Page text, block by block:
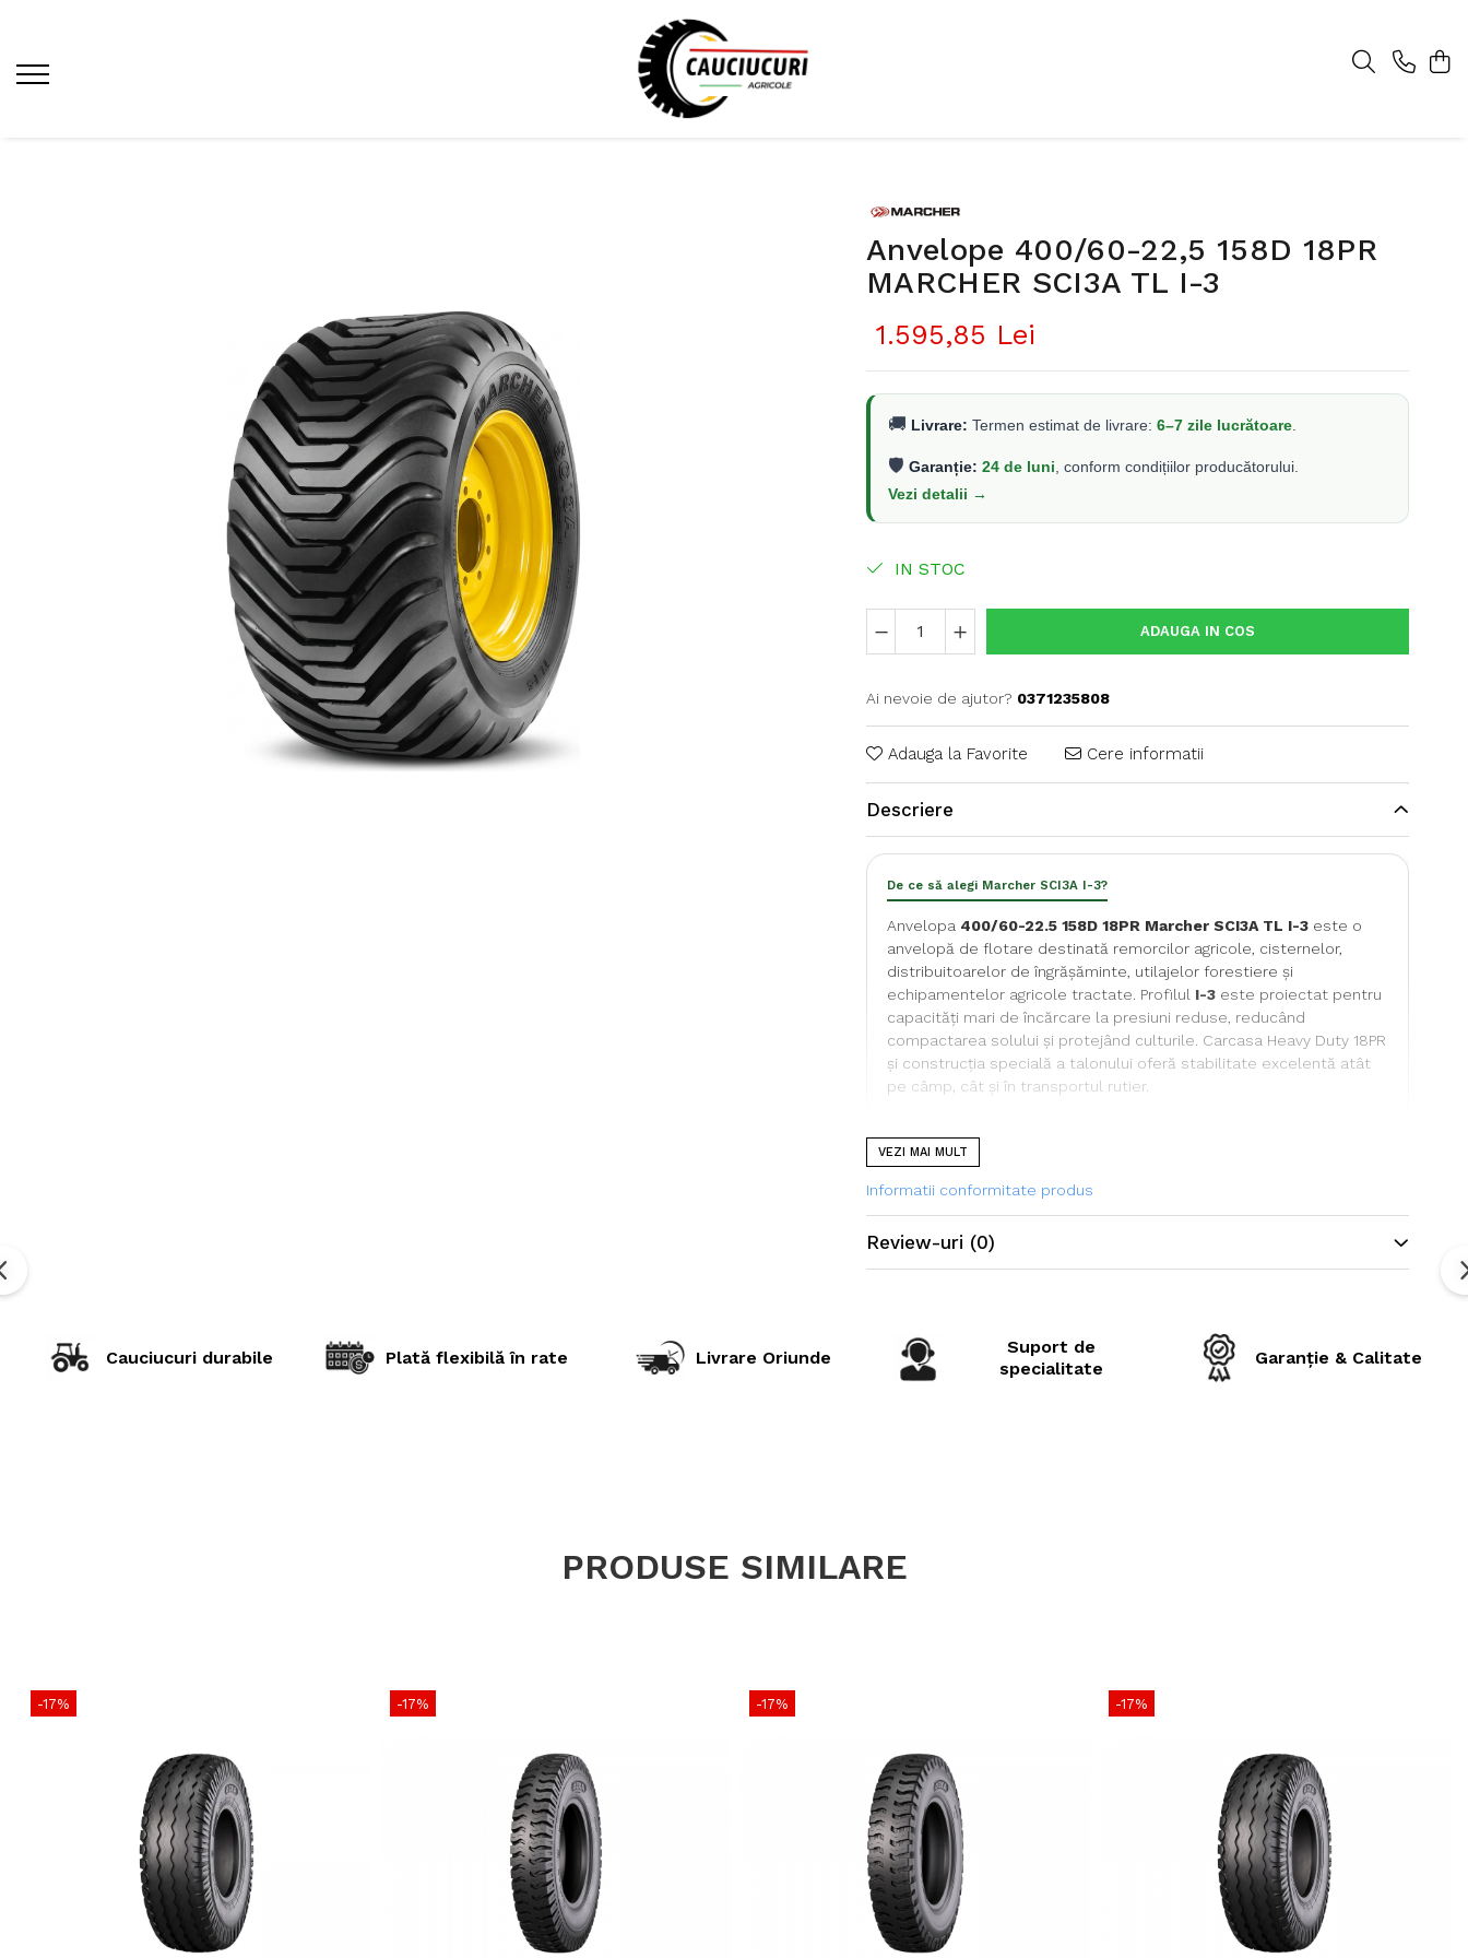
Anvelope 400/60-22,5 158D 18PR
MARCHER SCI3A TL I-3
1.595,85 Lei
🚚 Livrare: Termen estimat de livrare: 6–7 zile lucrătoare.
🛡️ Garanție: 24 de luni, conform condițiilor producătorului.
Vezi detalii →
IN STOC
ADAUGA IN COS
Ai nevoie de ajutor? 0371235808
Adauga la Favorite Cere informatii
Descriere
De ce să alegi Marcher SCI3A I-3?
Anvelopa 400/60-22.5 158D 18PR Marcher SCI3A TL I-3este o
anvelopă de flotare destinată remorcilor agricole, cisternelor,
distribuitoarelor de îngrășăminte, utilajelor forestiere și
echipamentelor agricole tractate. Profilul I-3este proiectat pentru
capacități mari de încărcare la presiuni reduse, reducând
compactarea solului și protejând culturile. Carcasa Heavy Duty 18PR
și construcția specială a talonului oferă stabilitate excelentă atât
pe câmp, cât și în transportul rutier.
Specificații tehnice
Marcă Marcher
Profil
Adâncime profil
Lățime secțiune
22.5 inch
Capacitate maximă
încărcare
Greutate
Aplicație
Remorci agricole, cisterne,
distribuitoare, remorci forestiere
și utilaje tractate
Designul de flotare permite transportul unor sarcini mari la presiuni reduse,
VEZI MAI MULT
Informatii conformitate produs
Review-uri (0)
Cauciucuri durabile Plată flexibilă în rate Livrare Oriunde
Suport de
specialitate
Garanție & Calitate
PRODUSE SIMILARE
-17% -17% -17% -17%